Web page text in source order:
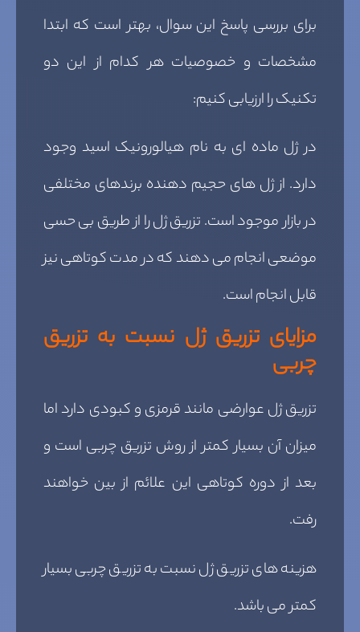
برای بررسی پاسخ این سوال، بهتر است که ابتدا
مشخصات و خصوصیات هر کدام از این دو
تکنیک را ارزیابی کنیم:
در ژل ماده ای به نام هیالورونیک اسید وجود
دارد. از ژل های حجیم دهنده برندهای مختلفی
در بازار موجود است. تزریق ژل را از طریق بی حسی
موضعی انجام می دهند که در مدت کوتاهی نیز
قابل انجام است.
مزایای تزریق ژل نسبت به تزریق
چربی
تزریق ژل عوارضی مانند قرمزی و کبودی دارد اما
میزان آن بسیار کمتر از روش تزریق چربی است و
بعد از دوره کوتاهی این علائم از بین خواهند
رفت.
هزینه های تزریق ژل نسبت به تزریق چربی بسیار
کمتر می باشد.